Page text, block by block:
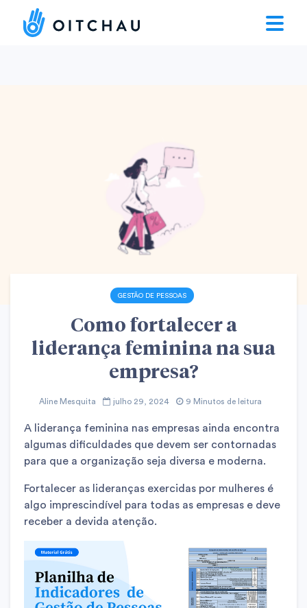
GESTÃO DE PESSOAS
Como fortalecer a
liderança feminina na sua
empresa?
Aline Mesquita julho 29, 2024 9 Minutos de leitura
A liderança feminina nas empresas ainda encontra
algumas dificuldades que devem ser contornadas
para que a organização seja diversa e moderna.
Fortalecer as lideranças exercidas por mulheres é
algo imprescindível para todas as empresas e deve
receber a devida atenção.